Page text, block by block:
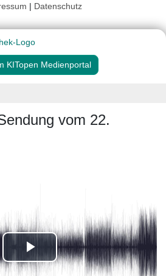
| Datenschutz
KITopen Medienportal
vom 22.
Play